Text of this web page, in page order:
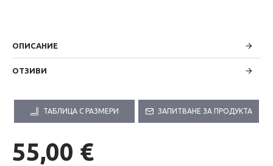
ОПИСАНИЕ
ОТЗИВИ
ТАБЛИЦА С РАЗМЕРИ ЗАПИТВАНЕ ЗА ПРОДУКТА
55,00 €